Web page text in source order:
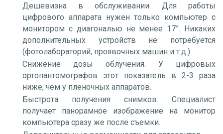
Дешевизна в обслуживании. Для работы
цифрового аппарата нужен только компьютер с
монитором с диагональю не менее 17”. Никаких
дополнительных устройств не потребуется
(фотолабораторий, проявочных машин и т.д.)
Снижение дозы облучения. У цифровых
ортопантомографов этот показатель в 2-3 раза
ниже, чем у пленочных аппаратов.
Быстрота получения снимков. Специалист
получает панорамное изображение на монитор
компьютера сразу же после съемки.